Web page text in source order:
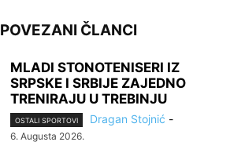
POVEZANI ČLANCI
MLADI STONOTENISERI IZ
SRPSKE I SRBIJE ZAJEDNO
TRENIRAJU U TREBINJU
OSTALI SPORTOVI Dragan Stojnić -
6. Augusta 2026.